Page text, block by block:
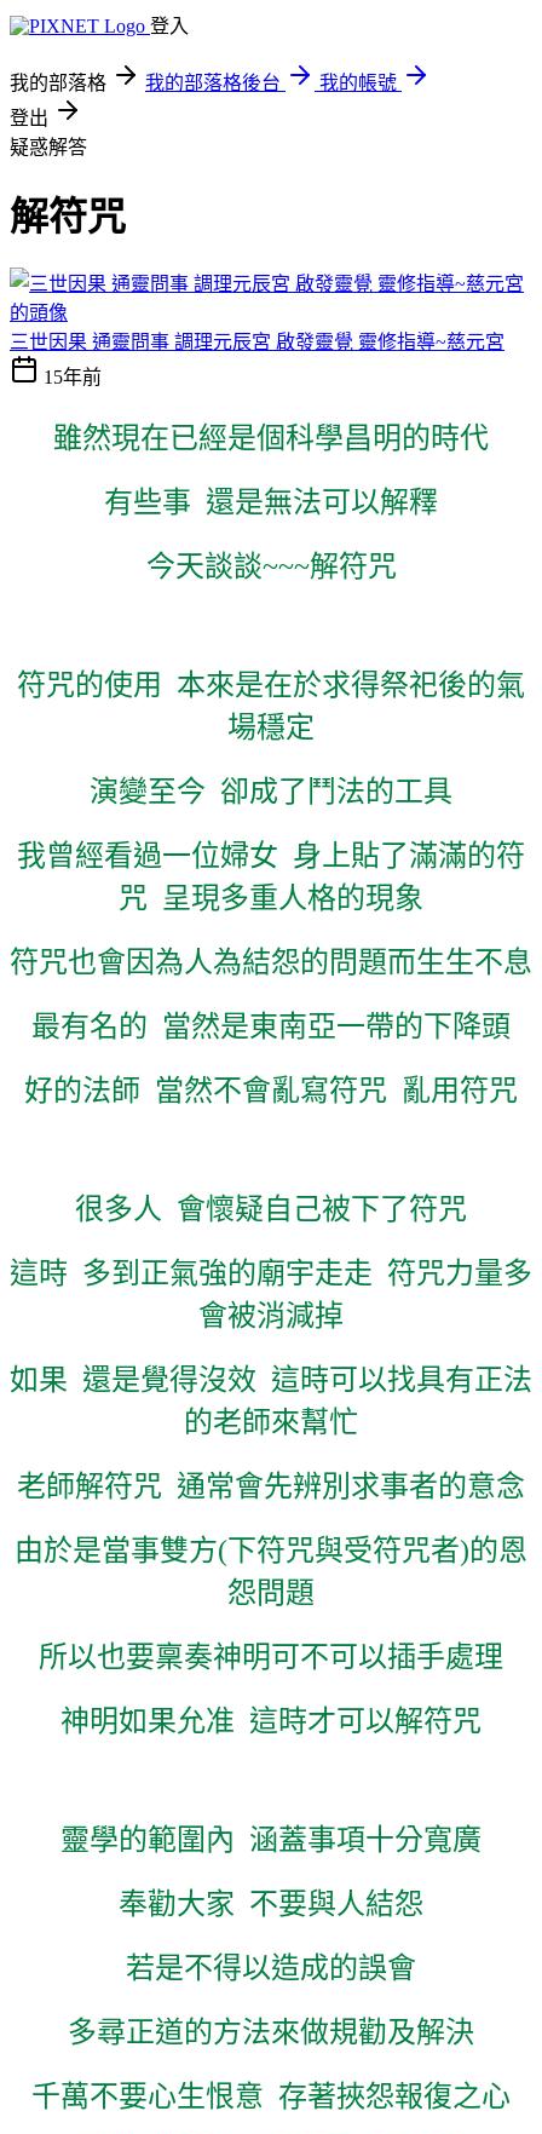
登入
我的部落格 我的部落格後台
我的帳號
登出
疑惑解答
解符咒
三世因果 通靈問事 調理元辰宮 啟發靈覺 靈修指導~慈元宮
15年前
雖然現在已經是個科學昌明的時代
有些事 還是無法可以解釋
今天談談~~~解符咒
符咒的使用
本來是在於求得祭祀後的氣
場穩定
演變至今 卻成了鬥法的工具
我曾經看過一位婦女 身上貼了滿滿的符
咒 呈現多重人格的現象
符咒也會因為人為結怨的問題而生生不息
最有名的 當然是東南亞一帶的下降頭
好的法師 當然不會亂寫符咒 亂用符咒
很多人 會懷疑自己被下了符咒
這時 多到正氣強的廟宇走走 符咒力量多
會被消減掉
如果 還是覺得沒效 這時可以找具有正法
的老師來幫忙
老師解符咒 通常會先辨別求事者的意念
由於是當事雙方(下符咒與受符咒者)的恩
怨問題
所以也要稟奏神明可不可以插手處理
神明如果允准 這時才可以解符咒
靈學的範圍內 涵蓋事項十分寬廣
奉勸大家 不要與人結怨
若是不得以造成的誤會
多尋正道的方法來做規勸及解決
千萬不要心生恨意 存著挾怨報復之心